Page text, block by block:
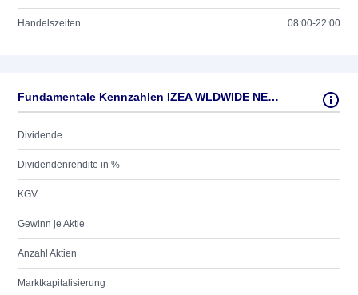
Handelszeiten 08:00-22:00
Fundamentale Kennzahlen IZEA WLDWIDE NEW DL-,0001
Dividende
Dividendenrendite in %
KGV
Gewinn je Aktie
Anzahl Aktien
Marktkapitalisierung